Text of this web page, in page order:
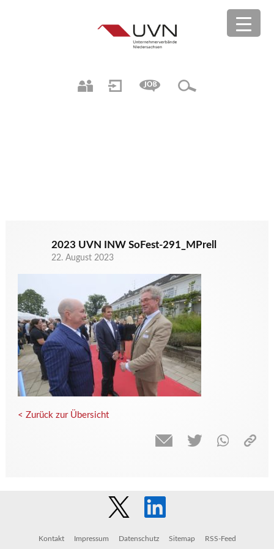
2023 UVN INW SoFest-291_MPrell
22. August 2023
< Zurück zur Übersicht
Kontakt Impressum Datenschutz Sitemap RSS-Feed